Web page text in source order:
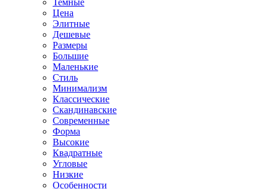
Темные
Цена
Элитные
Дешевые
Размеры
Большие
Маленькие
Стиль
Минимализм
Классические
Скандинавские
Современные
Форма
Высокие
Квадратные
Угловые
Низкие
Особенности